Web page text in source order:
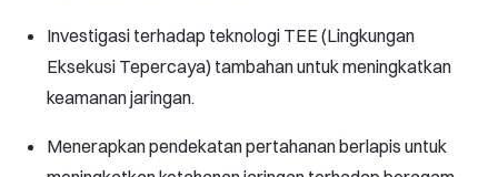
Investigasi terhadap teknologi TEE (Lingkungan
Eksekusi Tepercaya) tambahan untuk meningkatkan
keamanan jaringan.
Menerapkan pendekatan pertahanan berlapis untuk